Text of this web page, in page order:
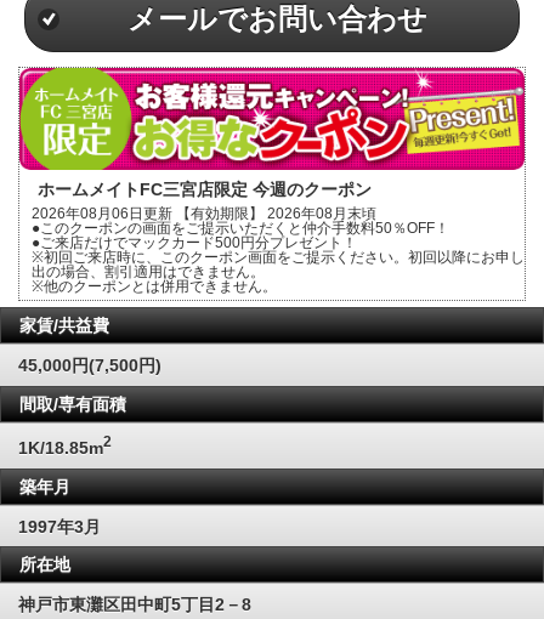
メールでお問い合わせ
ホームメイトFC三宮店限定 今週のクーポン
2026年08月06日更新 【有効期限】 2026年08月末頃
●このクーポンの画面をご提示いただくと仲介手数料50％OFF！
●ご来店だけでマックカード500円分プレゼント！
※初回ご来店時に、このクーポン画面をご提示ください。初回以降にお申し
出の場合、割引適用はできません。
※他のクーポンとは併用できません。
家賃/共益費
45,000円(7,500円)
間取/専有面積
1K/18.85m2
築年月
1997年3月
所在地
神戸市東灘区田中町5丁目2－8